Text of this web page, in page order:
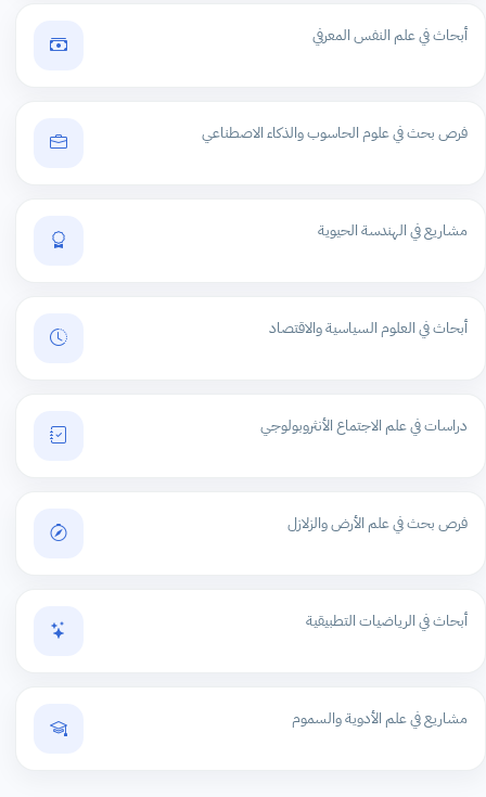
أبحاث في علم النفس المعرفي
فرص بحث في علوم الحاسوب والذكاء الاصطناعي
مشاريع في الهندسة الحيوية
أبحاث في العلوم السياسية والاقتصاد
دراسات في علم الاجتماع الأنثروبولوجي
فرص بحث في علم الأرض والزلازل
أبحاث في الرياضيات التطبيقية
مشاريع في علم الأدوية والسموم